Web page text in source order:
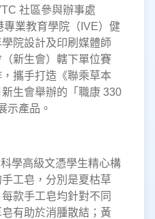
社區參與辦事處
專業教育學院（IVE）健
院設計及印刷媒體師
新生會）轄下單位賽
攜手打造《聯乘草本
生會舉辦的「職康 330
示產品。
學高級文憑學生精心構
工皂，分別是夏枯草
款手工皂均針對不同
有助於消腫散結；黃